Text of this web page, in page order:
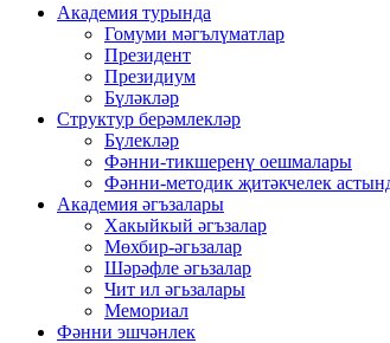
Академия турында
Гомуми мәгълүматлар
Президент
Президиум
Бүләкләр
Структур берәмлекләр
Бүлекләр
Фәнни-тикшеренү оешмалары
Фәнни-методик җитәкчелек
Академия әгъзалары
Хакыйкый әгъзалар
Мөхбир-әгьзалар
Шәрәфле әгьзалар
Чит ил әгьзалары
Мемориал
Фәнни эшчәнлек